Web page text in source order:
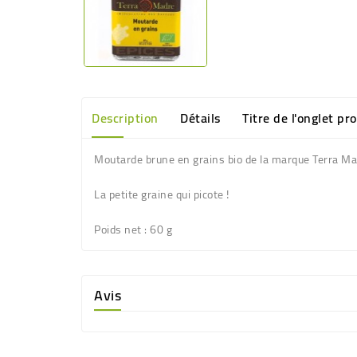
Description Détails Titre de l'onglet
Moutarde brune en grains bio de la marque Terra
La petite graine qui picote !
Poids net :60 g
Avis